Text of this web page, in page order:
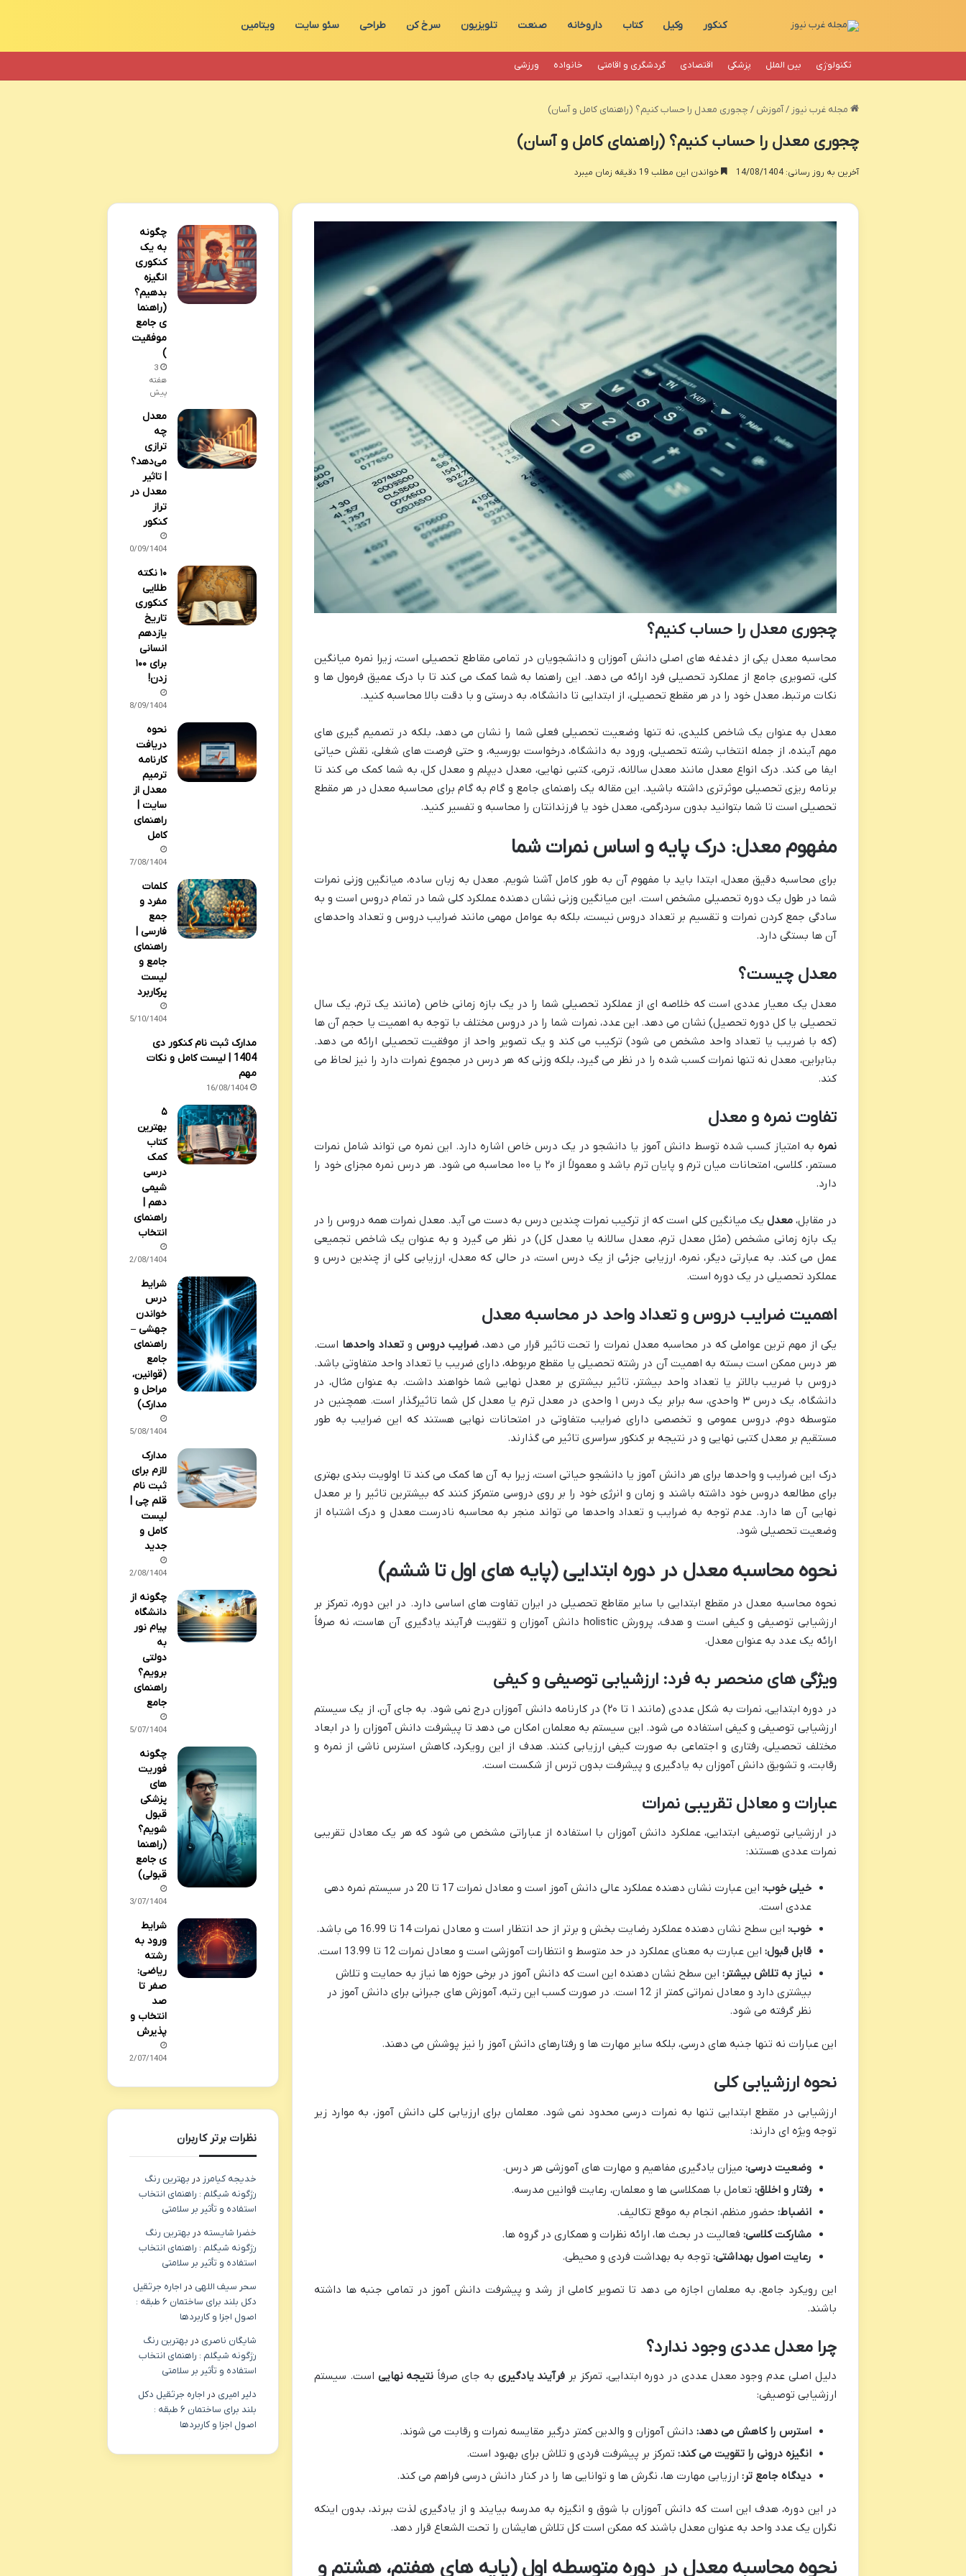
کنکور وکیل کتاب داروخانه صنعت تلویزیون سرخ کن طراحی سئو سایت ویتامین
تکنولوژی بین الملل پزشکی اقتصادی گردشگری و اقامتی خانواده ورزشی
مجله غرب نیوز / آموزش / چجوری معدل را حساب کنیم؟ (راهنمای کامل و آسان)
چجوری معدل را حساب کنیم؟ (راهنمای کامل و آسان)
آخرین به روز رسانی: 14/08/1404 خواندن این مطلب 19 دقیقه زمان میبرد
چجوری معدل را حساب کنیم؟
محاسبه معدل یکی از دغدغه های اصلی دانش آموزان و دانشجویان در تمامی مقاطع تحصیلی است، زیرا نمره میانگین
کلی، تصویری جامع از عملکرد تحصیلی فرد ارائه می دهد. این راهنما به شما کمک می کند تا با درک عمیق فرمول ها و
نکات مرتبط، معدل خود را در هر مقطع تحصیلی، از ابتدایی تا دانشگاه، به درستی و با دقت بالا محاسبه کنید.
معدل به عنوان یک شاخص کلیدی، نه تنها وضعیت تحصیلی فعلی شما را نشان می دهد، بلکه در تصمیم گیری های
مهم آینده، از جمله انتخاب رشته تحصیلی، ورود به دانشگاه، درخواست بورسیه، و حتی فرصت های شغلی، نقش حیاتی
ایفا می کند. درک انواع معدل مانند معدل سالانه، ترمی، کتبی نهایی، معدل دیپلم و معدل کل، به شما کمک می کند تا
برنامه ریزی تحصیلی موثرتری داشته باشید. این مقاله یک راهنمای جامع و گام به گام برای محاسبه معدل در هر مقطع
تحصیلی است تا شما بتوانید بدون سردرگمی، معدل خود یا فرزندانتان را محاسبه و تفسیر کنید.
مفهوم معدل: درک پایه و اساس نمرات شما
برای محاسبه دقیق معدل، ابتدا باید با مفهوم آن به طور کامل آشنا شویم. معدل به زبان ساده، میانگین وزنی نمرات
شما در طول یک دوره تحصیلی مشخص است. این میانگین وزنی نشان دهنده عملکرد کلی شما در تمام دروس است و به
سادگی جمع کردن نمرات و تقسیم بر تعداد دروس نیست، بلکه به عوامل مهمی مانند ضرایب دروس و تعداد واحدهای
آن ها بستگی دارد.
معدل چیست؟
معدل یک معیار عددی است که خلاصه ای از عملکرد تحصیلی شما را در یک بازه زمانی خاص (مانند یک ترم، یک سال
تحصیلی یا کل دوره تحصیل) نشان می دهد. این عدد، نمرات شما را در دروس مختلف با توجه به اهمیت یا حجم آن ها
(که با ضریب یا تعداد واحد مشخص می شود) ترکیب می کند و یک تصویر واحد از موفقیت تحصیلی ارائه می دهد.
بنابراین، معدل نه تنها نمرات کسب شده را در نظر می گیرد، بلکه وزنی که هر درس در مجموع نمرات دارد را نیز لحاظ می
کند.
تفاوت نمره و معدل
نمره به امتیاز کسب شده توسط دانش آموز یا دانشجو در یک درس خاص اشاره دارد. این نمره می تواند شامل نمرات
مستمر، کلاسی، امتحانات میان ترم و پایان ترم باشد و معمولاً از ۲۰ یا ۱۰۰ محاسبه می شود. هر درس نمره مجزای خود را
دارد.
در مقابل،معدل یک میانگین کلی است که از ترکیب نمرات چندین درس به دست می آید. معدل نمرات همه دروس را در
یک بازه زمانی مشخص (مثل معدل ترم، معدل سالانه یا معدل کل) در نظر می گیرد و به عنوان یک شاخص تجمیعی
عمل می کند. به عبارتی دیگر، نمره، ارزیابی جزئی از یک درس است، در حالی که معدل، ارزیابی کلی از چندین درس و
عملکرد تحصیلی در یک دوره است.
اهمیت ضرایب دروس و تعداد واحد در محاسبه معدل
یکی از مهم ترین عواملی که در محاسبه معدل نمرات را تحت تاثیر قرار می دهد،ضرایب دروس و تعداد واحدها است.
هر درس ممکن است بسته به اهمیت آن در رشته تحصیلی یا مقطع مربوطه، دارای ضریب یا تعداد واحد متفاوتی باشد.
دروس با ضریب بالاتر یا تعداد واحد بیشتر، تاثیر بیشتری بر معدل نهایی شما خواهند داشت. به عنوان مثال، در
دانشگاه، یک درس ۳ واحدی، سه برابر یک درس ۱ واحدی در معدل ترم یا معدل کل شما تاثیرگذار است. همچنین در
متوسطه دوم، دروس عمومی و تخصصی دارای ضرایب متفاوتی در امتحانات نهایی هستند که این ضرایب به طور
مستقیم بر معدل کتبی نهایی و در نتیجه بر کنکور سراسری تاثیر می گذارند.
درک این ضرایب و واحدها برای هر دانش آموز یا دانشجو حیاتی است، زیرا به آن ها کمک می کند تا اولویت بندی بهتری
برای مطالعه دروس خود داشته باشند و زمان و انرژی خود را بر روی دروسی متمرکز کنند که بیشترین تاثیر را بر معدل
نهایی آن ها دارد. عدم توجه به ضرایب و تعداد واحدها می تواند منجر به محاسبه نادرست معدل و درک اشتباه از
وضعیت تحصیلی شود.
نحوه محاسبه معدل در دوره ابتدایی (پایه های اول تا ششم)
نحوه محاسبه معدل در مقطع ابتدایی با سایر مقاطع تحصیلی در ایران تفاوت های اساسی دارد. در این دوره، تمرکز بر
ارزشیابی توصیفی و کیفی است و هدف، پرورش holistic دانش آموزان و تقویت فرآیند یادگیری آن هاست، نه صرفاً
ارائه یک عدد به عنوان معدل.
ویژگی های منحصر به فرد: ارزشیابی توصیفی و کیفی
در دوره ابتدایی، نمرات به شکل عددی (مانند ۱ تا ۲۰) در کارنامه دانش آموزان درج نمی شود. به جای آن، از یک سیستم
ارزشیابی توصیفی و کیفی استفاده می شود. این سیستم به معلمان امکان می دهد تا پیشرفت دانش آموزان را در ابعاد
مختلف تحصیلی، رفتاری و اجتماعی به صورت کیفی ارزیابی کنند. هدف از این رویکرد، کاهش استرس ناشی از نمره و
رقابت، و تشویق دانش آموزان به یادگیری و پیشرفت بدون ترس از شکست است.
عبارات و معادل تقریبی نمرات
در ارزشیابی توصیفی ابتدایی، عملکرد دانش آموزان با استفاده از عباراتی مشخص می شود که هر یک معادل تقریبی
نمرات عددی هستند:
خیلی خوب:
این عبارت نشان دهنده عملکرد عالی دانش آموز است و معادل نمرات 17 تا 20 در سیستم نمره دهی
عددی است.
خوب: این سطح نشان دهنده عملکرد رضایت بخش و برتر از حد انتظار است و معادل نمرات 14 تا 16.99 می باشد.
قابل قبول: این عبارت به معنای عملکرد در حد متوسط و انتظارات آموزشی است و معادل نمرات 12 تا 13.99 است.
نیاز به تلاش بیشتر: این سطح نشان دهنده این است که دانش آموز در برخی حوزه ها نیاز به حمایت و تلاش
بیشتری دارد و معادل نمراتی کمتر از 12 است. در صورت کسب این رتبه، آموزش های جبرانی برای دانش آموز در
نظر گرفته می شود.
این عبارات نه تنها جنبه های درسی، بلکه سایر مهارت ها و رفتارهای دانش آموز را نیز پوشش می دهند.
نحوه ارزشیابی کلی
ارزشیابی در مقطع ابتدایی تنها به نمرات درسی محدود نمی شود. معلمان برای ارزیابی کلی دانش آموز، به موارد زیر
توجه ویژه ای دارند:
وضعیت درسی: میزان یادگیری مفاهیم و مهارت های آموزشی هر درس.
رفتار و اخلاق: تعامل با همکلاسی ها و معلمان، رعایت قوانین مدرسه.
انضباط: حضور منظم، انجام به موقع تکالیف.
مشارکت کلاسی: فعالیت در بحث ها، ارائه نظرات و همکاری در گروه ها.
رعایت اصول بهداشتی: توجه به بهداشت فردی و محیطی.
این رویکرد جامع، به معلمان اجازه می دهد تا تصویر کاملی از رشد و پیشرفت دانش آموز در تمامی جنبه ها داشته
باشند.
چرا معدل عددی وجود ندارد؟
دلیل اصلی عدم وجود معدل عددی در دوره ابتدایی، تمرکز بر فرآیند یادگیری به جای صرفاً نتیجه نهایی است. سیستم
ارزشیابی توصیفی:
استرس را کاهش می دهد: دانش آموزان و والدین کمتر درگیر مقایسه نمرات و رقابت می شوند.
انگیزه درونی را تقویت می کند: تمرکز بر پیشرفت فردی و تلاش برای بهبود است.
دیدگاه جامع تر: ارزیابی مهارت ها، نگرش ها و توانایی ها را در کنار دانش درسی فراهم می کند.
در این دوره، هدف این است که دانش آموزان با شوق و انگیزه به مدرسه بیایند و از یادگیری لذت ببرند، بدون اینکه
نگران یک عدد واحد به عنوان معدل باشند که ممکن است کل تلاش هایشان را تحت الشعاع قرار دهد.
نحوه محاسبه معدل در دوره متوسطه اول (پایه های هفتم، هشتم و
چگونه
به یک
کنکوری
انگیزه
بدهیم؟
(راهنما
ی جامع
موفقیت
)
3
هفته
پیش
معدل
چه
ترازی
می‌دهد؟
| تاثیر
معدل در
تراز
کنکور
30/09/1404
۱۰ نکته
طلایی
کنکوری
تاریخ
یازدهم
انسانی
برای ۱۰۰
زدن!
28/09/1404
نحوه
دریافت
کارنامه
ترمیم
معدل از
سایت |
راهنمای
کامل
27/08/1404
کلمات
مفرد و
جمع
فارسی |
راهنمای
جامع و
لیست
پرکاربرد
15/10/1404
مدارک ثبت نام کنکور دی
1404 | لیست کامل و نکات
مهم
16/08/1404
۵
بهترین
کتاب
کمک
درسی
شیمی
دهم |
راهنمای
انتخاب
12/08/1404
شرایط
درس
خواندن
جهشی –
راهنمای
جامع
(قوانین،
مراحل و
مدارک)
05/08/1404
مدارک
لازم برای
ثبت نام
قلم چی |
لیست
کامل و
جدید
02/08/1404
چگونه از
دانشگاه
پیام نور
به
دولتی
برویم؟
راهنمای
جامع
25/07/1404
چگونه
فوریت
های
پزشکی
قبول
شویم؟
(راهنما
ی جامع
قبولی)
23/07/1404
شرایط
ورود به
رشته
ریاضی:
صفر تا
صد
انتخاب و
پذیرش
22/07/1404
نظرات برتر کاربران
خدیجه کیامرز در بهترین رنگ
رژگونه شیگلم : راهنمای انتخاب
استفاده و تأثیر بر سلامتی
خضرا شایسته در بهترین رنگ
رژگونه شیگلم : راهنمای انتخاب
استفاده و تأثیر بر سلامتی
سحر سیف اللهی در اجاره جرثقیل
دکل بلند برای ساختمان ۶ طبقه :
اصول اجزا و کاربردها
شایگان ناصری در بهترین رنگ
رژگونه شیگلم : راهنمای انتخاب
استفاده و تأثیر بر سلامتی
دلیر امیری در اجاره جرثقیل دکل
بلند برای ساختمان ۶ طبقه :
اصول اجزا و کاربردها